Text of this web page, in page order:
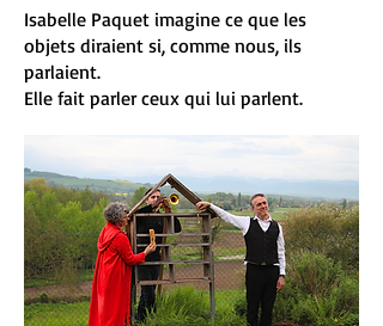
Isabelle Paquet imagine ce que les
objets diraient si, comme nous, ils
parlaient.
Elle fait parler ceux qui lui parlent.